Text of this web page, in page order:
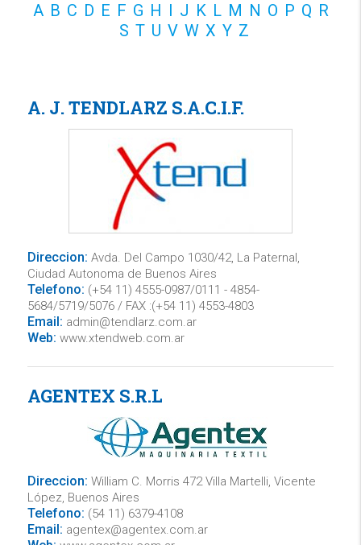
A B C D E F G H I J K L M N O P Q R
S T U V W X Y Z
A. J. TENDLARZ S.A.C.I.F.
Direccion: Avda. Del Campo 1030/42, La Paternal,
Ciudad Autonoma de Buenos Aires
Telefono: (+54 11) 4555-0987/0111 - 4854-
5684/5719/5076 / FAX :(+54 11) 4553-4803
Email: admin@tendlarz.com.ar
Web: www.xtendweb.com.ar
AGENTEX S.R.L
Direccion: William C. Morris 472 Villa Martelli, Vicente
López, Buenos Aires
Telefono: (54 11) 6379-4108
Email: agentex@agentex.com.ar